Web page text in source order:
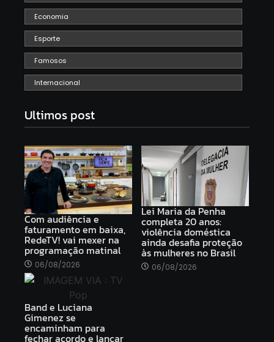
Economia
Esporte
Famosos
Internacional
Ultimos post
Com audiência e
faturamento em baixa,
RedeTV! vai mexer na
programação matinal
06/08/2026
Lei Maria da Penha
completa 20 anos:
violência doméstica
ainda desafia proteção
às mulheres no Brasil
06/08/2026
Band e Luciana
Gimenez se
encaminham para
fechar acordo e lançar